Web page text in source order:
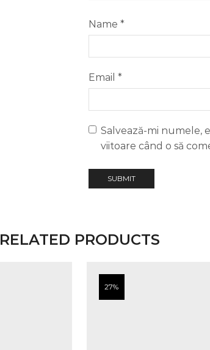
Name *
Email *
Salvează-mi numele,
viitoare când o să
RELATED PRODUCTS
27%